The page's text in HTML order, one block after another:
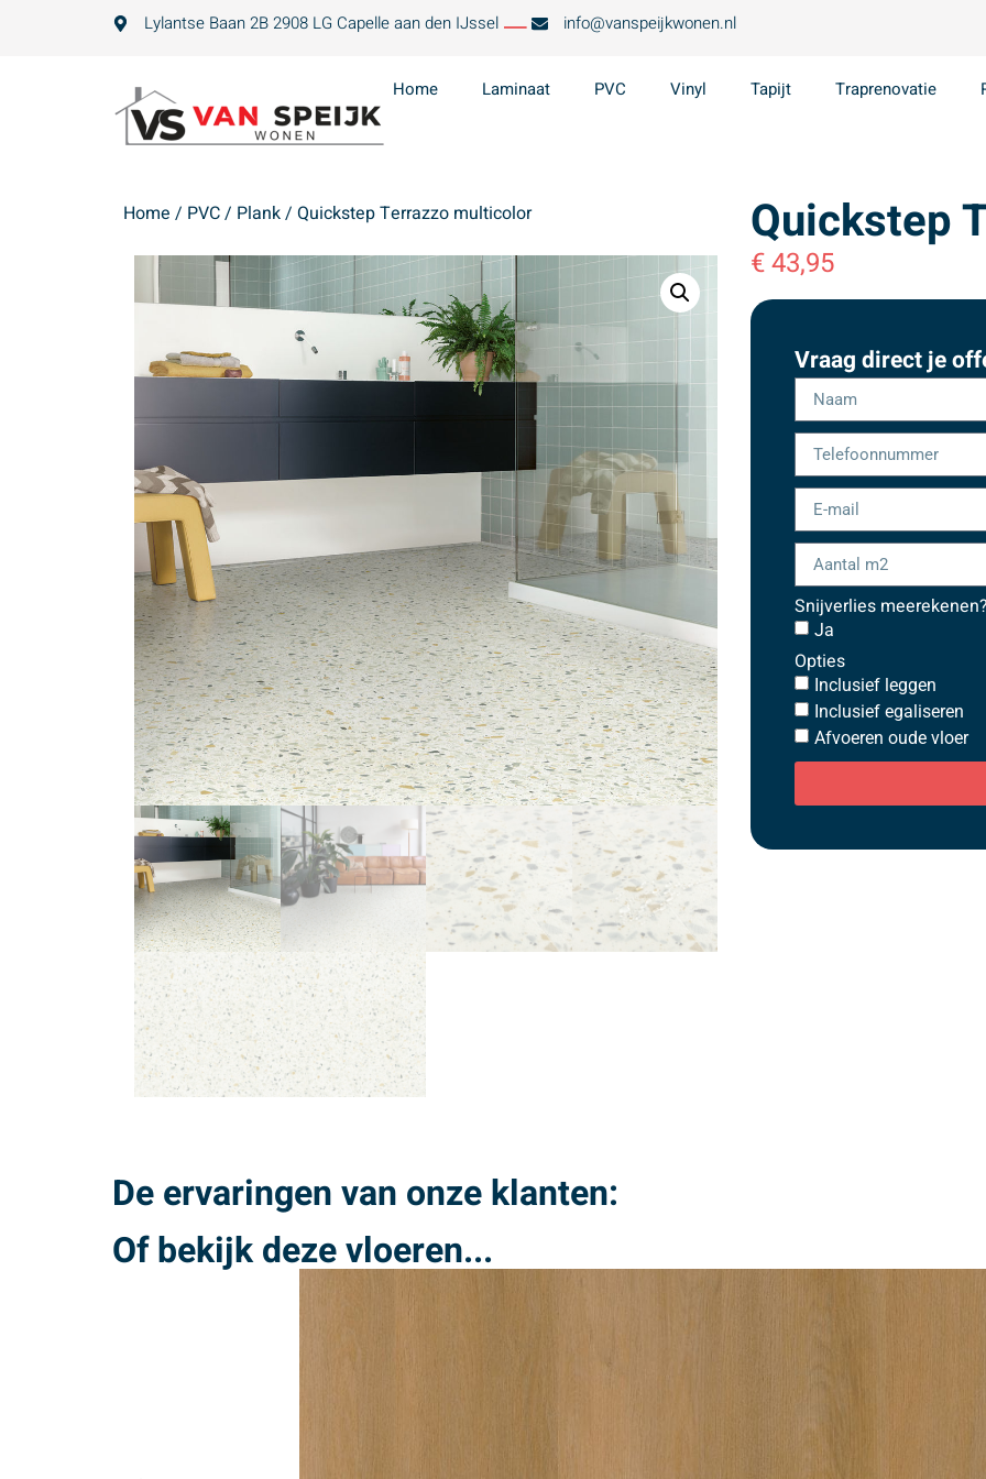
Lylantse Baan 2B 2908 LG Capelle aan den IJssel info@vanspeijkwonen.nl
Home Laminaat PVC Vinyl Tapijt Traprenovatie
Home / PVC/ Plank/ Quickstep Terrazzo multicolor Quickstep
€43,95
Vraag direct je
Snijverlies meerekenen?
Ja
Opties
Inclusief leggen
Inclusief egaliseren
Afvoeren oude vloer
De ervaringen van onze klanten:
Of bekijk deze vloeren...